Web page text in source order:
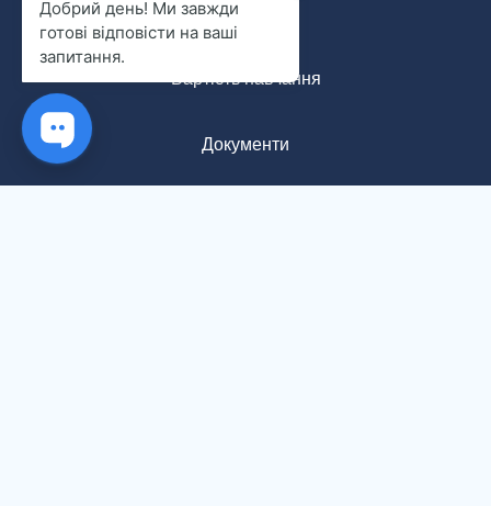
Новини
Вартість навчання
Документи